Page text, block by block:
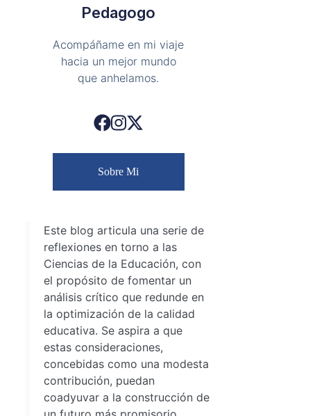
Pedagogo
Acompáñame en mi viaje
hacia un mejor mundo
que anhelamos.
Sobre Mi
Este blog articula una serie de
reflexiones en torno a las
Ciencias de la Educación, con
el propósito de fomentar un
análisis crítico que redunde en
la optimización de la calidad
educativa. Se aspira a que
estas consideraciones,
concebidas como una modesta
contribución, puedan
coadyuvar a la construcción de